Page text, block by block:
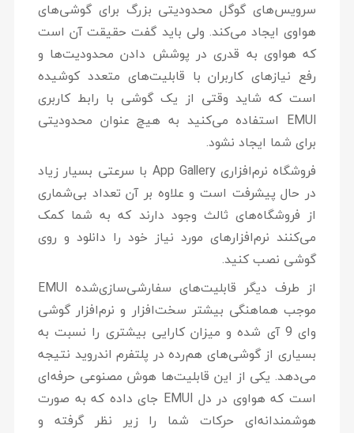
سرویس‌های گوگل محدودیتی بزرگ برای گوشی‌های
هواوی ایجاد می‌کند. ولی باید گفت حقیقت آن است
که هواوی به قدری در پوشش دادن محدودیت‌ها و
رفع نیازهای کاربران با قابلیت‌های متعدد کوشیده
است که شاید وقتی از یک گوشی با رابط کاربری
EMUI استفاده می‌کنید به هیچ عنوان محدودیتی
برای شما ایجاد نشود.
فروشگاه نرم‌افزاری App Gallery با سرعتی بسیار زیاد
در حال پیشرفت است و علاوه بر آن تعداد بی‌شماری
از فروشگاه‌های ثالث وجود دارند که به شما کمک
می‌کنند نرم‌افزارهای مورد نیاز خود را دانلود و روی
گوشی نصب کنید.
از طرف دیگر قابلیت‌های سفارشی‌سازی‌شده EMUI
موجب هماهنگی بیشتر سخت‌افزار و نرم‌افزار گوشی
وای 9 آی شده و میزان کارایی بیشتری را نسبت به
بسیاری از گوشی‌های هم‌رده در پلتفرم اندروید نتیجه
می‌دهد. یکی از این قابلیت‌ها هوش مصنوعی حرفه‌ای
است که هواوی در دل EMUI جای داده که به صورت
هوشمندانه‌ای حرکات شما را زیر نظر گرفته و